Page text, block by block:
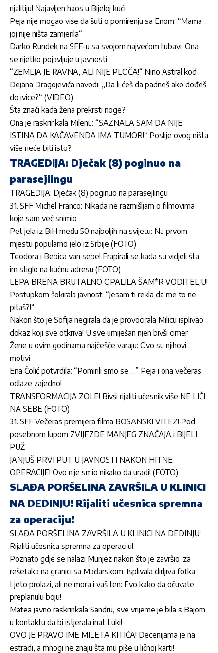
rijalitiju! Najavljen haos u Bijeloj kući
Peja nije mogao više da šuti o pomirenju sa Enom: “Mama
joj nije ništa zamjerila“
Darko Rundek na SFF-u sa svojom najvećom ljubavi: Ona
se rijetko pojavljuje u javnosti
“ZEMLJA JE RAVNA, ALI NIJE PLOČA!“ Nino Astral kod
Dejana Dragojevića navodi: „Da li ćeš da padneš ako dođeš
do ivice?“ (VIDEO)
Šta znači kada žena prekrsti noge?
Ona je raskrinkala Milenu: “SAZNALA SAM DA NIJE
ISTINA DA KAČAVENDA IMA TUMOR!“ Poslije ovog ništa
više neće biti isto?
TRAGEDIJA: Dječak (8) poginuo na
parasejlingu
TRAGEDIJA: Dječak (8) poginuo na parasejlingu
31. SFF Michel Franco: Nikada ne razmišljam o filmovima
koje sam već snimio
Pet jela iz BiH među 50 najboljih na svijetu: Na prvom
mjestu popularno jelo iz Srbije (FOTO)
Teodora i Bebica van sebe! Frapirali se kada su vidjeli šta
im stiglo na kućnu adresu (FOTO)
LEPA BRENA BRUTALNO OPALILA ŠAM*R VODITELJU!
Postupkom šokirala javnost: “Jesam ti rekla da me to ne
pitaš?!“
Nakon što je Sofija negirala da je provocirala Milicu isplivao
dokaz koji sve otkriva! U sve umiješan njen bivši cimer
Žene u ovim godinama najčešće varaju: Ovo su njihovi
motivi
Ena Čolić potvrdila: “Pomirili smo se …” Peja i ona večeras
odlaze zajedno!
TRANSFORMACIJA ZOLE! Bivši rijaliti učesnik više NE LIČI
NA SEBE (FOTO)
31. SFF Večeras premijera filma BOSANSKI VITEZ! Pod
posebnom lupom ZVIJEZDE MANJEG ZNAČAJA i BIJELI
PUŽ
JANJUŠ PRVI PUT U JAVNOSTI NAKON HITNE
OPERACIJE! Ovo nije smio nikako da uradi! (FOTO)
SLAĐA PORŠELINA ZAVRŠILA U KLINICI
NA DEDINJU! Rijaliti učesnica spremna
za operaciju!
SLAĐA PORŠELINA ZAVRŠILA U KLINICI NA DEDINJU!
Rijaliti učesnica spremna za operaciju!
Poznato gdje se nalazi Munjez nakon što je završio iza
rešetaka na granici sa Mađarskom: Isplivala dirljiva fotka
Ljeto prolazi, ali ne mora i vaš ten: Evo kako da očuvate
preplanulu boju!
Matea javno raskrinkala Sandru, sve vrijeme je bila s Bajom
u kontaktu da bi istjerala inat Luki!
OVO JE PRAVO IME MILETA KITIĆA! Decenijama je na
estradi, a mnogi ne znaju šta mu piše u ličnoj karti!